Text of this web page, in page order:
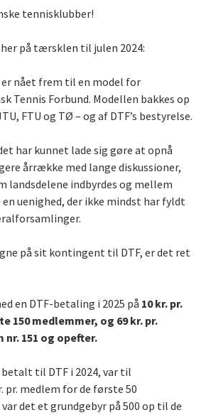
tennisklubber!
på tærsklen til julen 2024:
nået frem til en model for
Tennis Forbund. Modellen bakkes op
FTU og TØ – og af DTF’s bestyrelse.
har kunnet lade sig gøre at opnå
årrække med lange diskussioner,
landsdelene indbyrdes og mellem
uenighed, der ikke mindst har fyldt
på sit kontingent til DTF, er det ret
en DTF-betaling i 2025 på 10 kr. pr.
150 medlemmer, og 69 kr. pr.
151 og opefter.
til DTF i 2024, var til
pr. medlem for de første 50
det et grundgebyr på 500 op til de